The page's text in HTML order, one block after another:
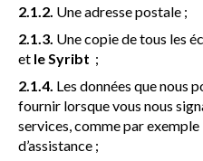
2.1.2. Une adresse postale ;
2.1.3. Une copie de tous les
et le Syribt ;
2.1.4. Les données que nous
fournir lorsque vous nous
services, comme par
d’assistance ;